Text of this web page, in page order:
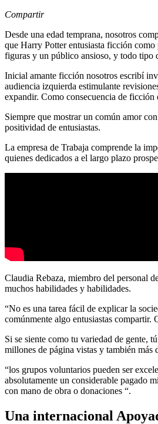
Compartir
Desde una edad temprana, nosotros
que Harry Potter entusiasta ficción
figuras y un público ansioso, y todo tipo
Inicial amante ficción nosotros escribí
audiencia izquierda estimulante
expandir. Como consecuencia de ficción
Siempre que mostrar un común amor
positividad de entusiastas.
La empresa de Trabaja comprende la
quienes dedicados a el largo plazo
Claudia Rebaza, miembro del personal
muchos habilidades y habilidades.
“No es una tarea fácil de explicar la
comúnmente algo entusiastas compartir.
Si se siente como tu variedad de gente,
millones de página vistas y también
“los grupos voluntarios pueden ser
absolutamente un considerable pagado
con mano de obra o donaciones “.
Una internacional